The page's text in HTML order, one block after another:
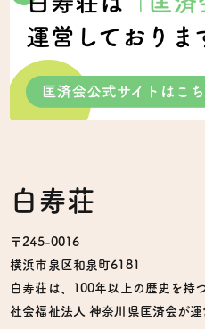
白寿荘
〒245-0016
横浜市泉区和泉町6181
白寿荘は、100年以上の歴史を持
社会福祉法人 神奈川県匡済会が運